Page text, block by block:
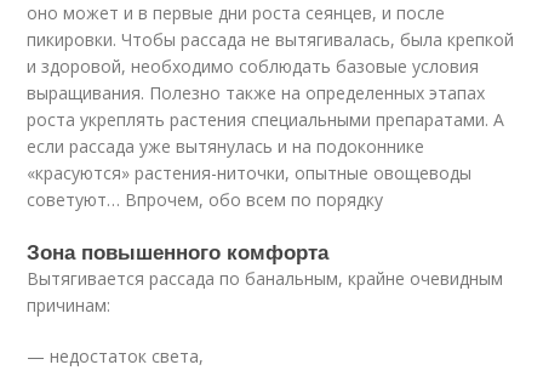
оно может и в первые дни роста сеянцев, и после
пикировки. Чтобы рассада не вытягивалась, была крепкой
и здоровой, необходимо соблюдать базовые условия
выращивания. Полезно также на определенных этапах
роста укреплять растения специальными препаратами. А
если рассада уже вытянулась и на подоконнике
«красуются» растения-ниточки, опытные овощеводы
советуют… Впрочем, обо всем по порядку
Зона повышенного комфорта
Вытягивается рассада по банальным, крайне очевидным
причинам:
— недостаток света,